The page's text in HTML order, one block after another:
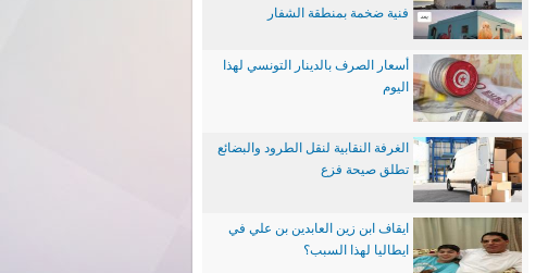
فنية ضخمة بمنطقة الشفار
أسعار الصرف بالدينار التونسي لهذا
اليوم
الغرفة النقابية لنقل الطرود والبضائع
تطلق صيحة فزع
ايقاف ابن زين العابدين بن علي في
ايطاليا لهذا السبب؟